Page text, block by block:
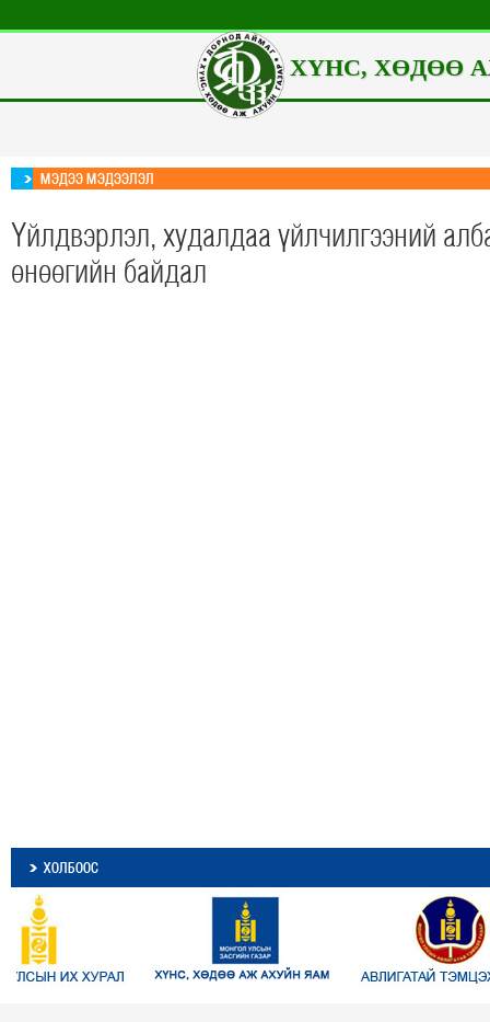
ХҮНС, ХӨДӨӨ
МЭДЭЭ МЭДЭЭЛЭЛ
Үйлдвэрлэл, худалдаа үйлчилгээний
өнөөгийн байдал
ХОЛБООС